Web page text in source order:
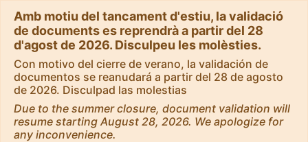
Amb motiu del tancament d'estiu, la validació
de documents es reprendrà a partir del 28
d'agost de 2026. Disculpeu les molèsties.
Con motivo del cierre de verano, la validación de
documentos se reanudará a partir del 28 de agosto
de 2026. Disculpad las molestias
Due to the summer closure, document validation will
resume starting August 28, 2026. We apologize for
any inconvenience.